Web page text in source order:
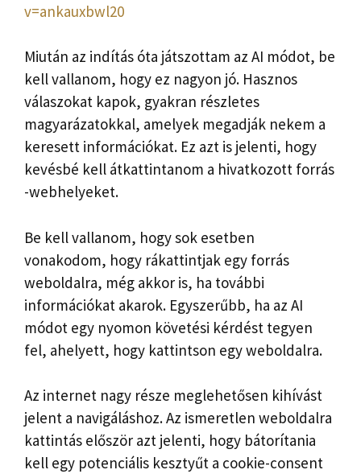
v=ankauxbwl20
Miután az indítás óta játszottam az AI módot, be
kell vallanom, hogy ez nagyon jó. Hasznos
válaszokat kapok, gyakran részletes
magyarázatokkal, amelyek megadják nekem a
keresett információkat. Ez azt is jelenti, hogy
kevésbé kell átkattintanom a hivatkozott forrás
-webhelyeket.
Be kell vallanom, hogy sok esetben
vonakodom, hogy rákattintjak egy forrás
weboldalra, még akkor is, ha további
információkat akarok. Egyszerűbb, ha az AI
módot egy nyomon követési kérdést tegyen
fel, ahelyett, hogy kattintson egy weboldalra.
Az internet nagy része meglehetősen kihívást
jelent a navigáláshoz. Az ismeretlen weboldalra
kattintás először azt jelenti, hogy bátorítania
kell egy potenciális kesztyűt a cookie-consent